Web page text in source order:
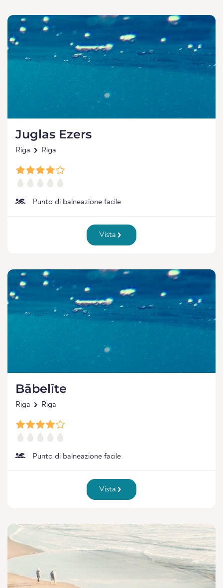
Juglas Ezers
Riga Riga
Punto di balneazione facile
Vista
Bābelīte
Riga Riga
Punto di balneazione facile
Vista